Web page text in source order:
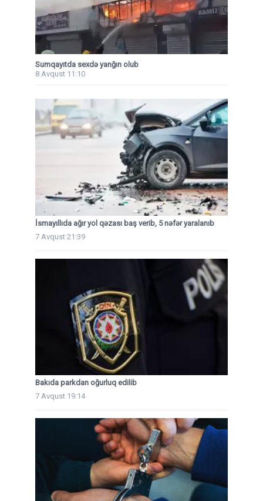
Sumqayıtda sexdə yanğın olub
8 Avqust 11:10
İsmayıllıda ağır yol qəzası baş verib, 5 nəfər yaralanıb
7 Avqust 21:39
Bakıda parkdan oğurluq edilib
7 Avqust 19:14